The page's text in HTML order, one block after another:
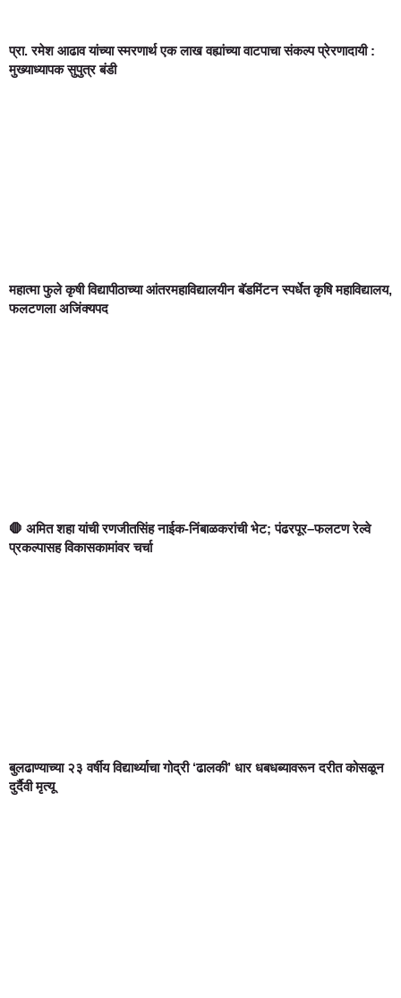
प्रा. रमेश आढाव यांच्या स्मरणार्थ एक लाख वह्यांच्या वाटपाचा संकल्प प्रेरणादायी :
मुख्याध्यापक सुपुत्र बंडी
महात्मा फुले कृषी विद्यापीठाच्या आंतरमहाविद्यालयीन बॅडमिंटन स्पर्धेत कृषि महाविद्यालय,
फलटणला अजिंक्यपद
🛑 अमित शहा यांची रणजीतसिंह नाईक-निंबाळकरांची भेट; पंढरपूर–फलटण रेल्वे
प्रकल्पासह विकासकामांवर चर्चा
बुलढाण्याच्या २३ वर्षीय विद्यार्थ्याचा गोद्री ‘ढालकी’ धार धबधब्यावरून दरीत कोसळून
दुर्दैवी मृत्यू